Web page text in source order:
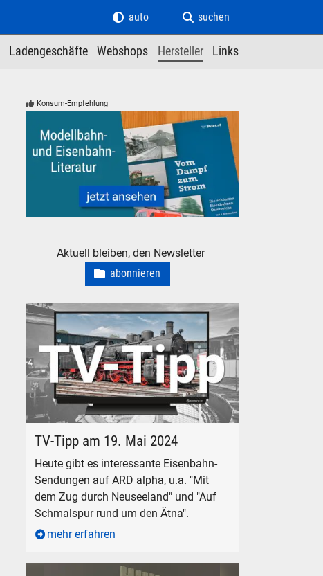
Ladengeschäfte Webshops Hersteller Links
suchen
auto
Konsum-Empfehlung
Aktuell bleiben, den Newsletter
abonnieren
TV-Tipp am 19. Mai 2024
Heute gibt es interessante Eisenbahn-
Sendungen auf ARD alpha, u.a. "Mit
dem Zug durch Neuseeland" und "Auf
Schmalspur rund um den Ätna".
mehr erfahren